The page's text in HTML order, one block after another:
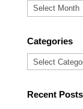
Archives
Categories
Categories
Recent Posts